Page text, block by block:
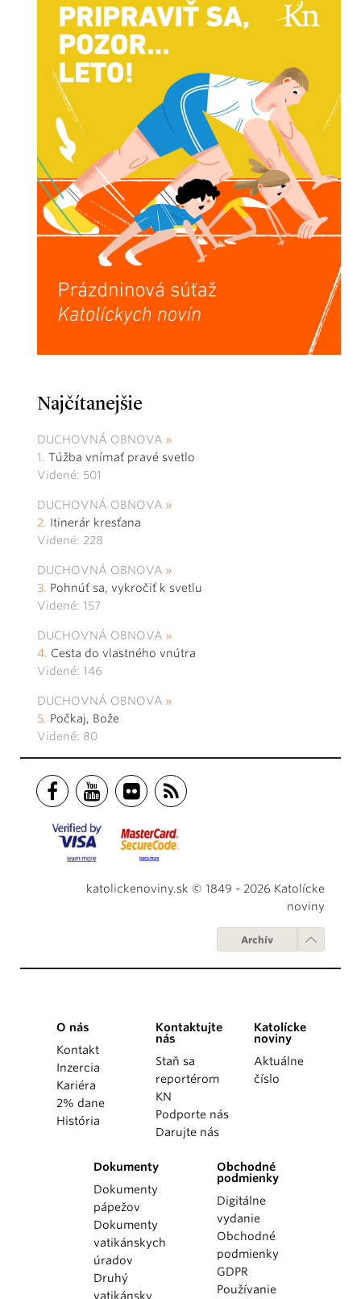
Najčítanejšie
DUCHOVNÁ OBNOVA
Túžba vnímať pravé svetlo
Videné: 501
DUCHOVNÁ OBNOVA
Itinerár kresťana
Videné: 228
DUCHOVNÁ OBNOVA
Pohnúť sa, vykročiť k svetlu
Videné: 157
DUCHOVNÁ OBNOVA
Cesta do vlastného vnútra
Videné: 146
DUCHOVNÁ OBNOVA
Počkaj, Bože
Videné: 80
katolickenoviny.sk © 1849 - 2026 Katolícke
noviny
Archív
O nás
Kontakt
Inzercia
Kariéra
2% dane
História
Kontaktujte
nás
Staň sa
reportérom
KN
Podporte nás
Darujte nás
Katolícke
noviny
Aktuálne
číslo
Dokumenty
Dokumenty
pápežov
Dokumenty
vatikánskych
úradov
Druhý
vatikánsky
Obchodné
podmienky
Digitálne
vydanie
Obchodné
podmienky
GDPR
Používanie